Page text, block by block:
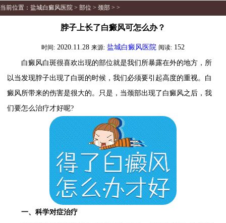
当前位置： 盐城白癜风医院 > 部位 > 颈部 > >
脖子上长了白癜风可怎么办？
时间: 2020.11.28 来源: 盐城白癜风医院 阅读: 152
白癜风白斑很喜欢出现的部位就是我们所暴露在外的地方，所
以当发现脖子出现了白斑的时候，我们必须要引起高度的重视。白
癜风所带来的伤害是很大的。只是，当颈部出现了白癜风之后，我
们要怎么治疗才好呢?
一、科学对症治疗